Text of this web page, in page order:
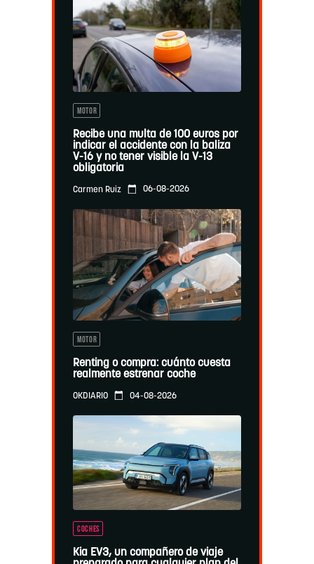
MOTOR
Recibe una multa de 100 euros por
indicar el accidente con la baliza
V-16 y no tener visible la V-13
obligatoria
Carmen Ruiz 06-08-2026
MOTOR
Renting o compra: cuánto cuesta
realmente estrenar coche
OKDIARIO 04-08-2026
COCHES
Kia EV3, un compañero de viaje